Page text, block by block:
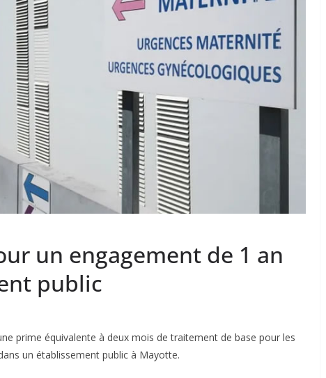
un engagement de 1 an
public
prime équivalente à deux mois de traitement de base pour les
un établissement public à Mayotte.